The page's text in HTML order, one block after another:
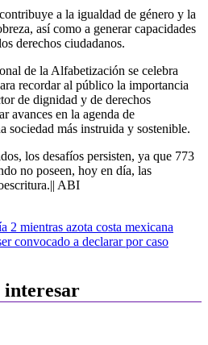
a la igualdad de género y la
así como a generar capacidades
derechos ciudadanos.
de la Alfabetización se celebra
recordar al público la importancia
de dignidad y de derechos
avances en la agenda de
sociedad más instruida y sostenible.
los desafíos persisten, ya que 773
no poseen, hoy en día, las
ABI
2 mientras azota costa mexicana
convocado a declarar por caso
interesar